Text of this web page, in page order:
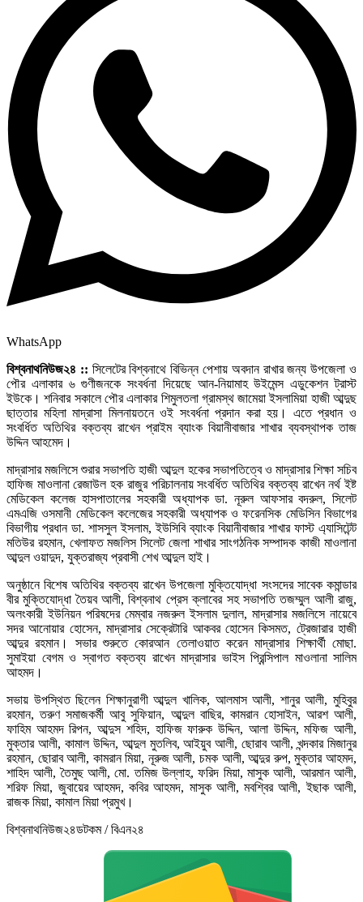
WhatsApp
বিশ্বনাথনিউজ২৪ :: সিলেটের বিশ্বনাথে বিভিন্ন পেশায় অবদান রাখার জন্য উপজেলা ও
পৌর এলাকার ৬ গুণীজনকে সংবর্ধনা দিয়েছে আন-নিয়ামাহ উইমেন্স এডুকেশন ট্রাস্ট
ইউকে। শনিবার সকালে পৌর এলাকার শিমুলতলা গ্রামস্থ জামেয়া ইসলামিয়া হাজী আব্দুছ
ছাত্তার মহিলা মাদ্রাসা মিলনায়তনে ওই সংবর্ধনা প্রদান করা হয়। এতে প্রধান ও
সংবর্ধিত অতিথির বক্তব্য রাখেন প্রাইম ব্যাংক বিয়ানীবাজার শাখার ব্যবস্থাপক তাজ
উদ্দিন আহমেদ।
মাদ্রাসার মজলিসে শুরার সভাপতি হাজী আব্দুল হকের সভাপতিত্বে ও মাদ্রাসার শিক্ষা সচিব
হাফিজ মাওলানা রেজাউল হক রাজুর পরিচালনায় সংবর্ধিত অতিথির বক্তব্য রাখেন নর্থ ইষ্ট
মেডিকেল কলেজ হাসপাতালের সহকারী অধ্যাপক ডা. নূরুল আফসার বদরুল, সিলেট
এমএজি ওসমানী মেডিকেল কলেজের সহকারী অধ্যাপক ও ফরেনসিক মেডিসিন বিভাগের
বিভাগীয় প্রধান ডা. শাসসুল ইসলাম, ইউসিবি ব্যাংক বিয়ানীবাজার শাখার ফাস্ট এ্যাসিটেন্ট
মতিউর রহমান, খেলাফত মজলিস সিলেট জেলা শাখার সাংগঠনিক সম্পাদক কাজী মাওলানা
আব্দুল ওয়াদুদ, যুক্তরাজ্য প্রবাসী শেখ আব্দুল হাই।
অনুষ্ঠানে বিশেষ অতিথির বক্তব্য রাখেন উপজেলা মুক্তিযোদ্ধা সংসদের সাবেক কমান্ডার
বীর মুক্তিযোদ্ধা তৈয়ব আলী, বিশ্বনাথ প্রেস ক্লাবের সহ সভাপতি তজম্মুল আলী রাজু,
অলংকারী ইউনিয়ন পরিষদের মেম্বার নজরুল ইসলাম দুলাল, মাদ্রাসার মজলিসে নায়েবে
সদর আনোয়ার হোসেন, মাদ্রাসার সেক্রেটারি আকবর হোসেন কিসমত, ট্রেজারার হাজী
আব্দুর রহমান। সভার শুরুতে কোরআন তেলাওয়াত করেন মাদ্রাসার শিক্ষার্থী মোছা.
সুমাইয়া বেগম ও স্বাগত বক্তব্য রাখেন মাদ্রাসার ভাইস প্রিন্সিপাল মাওলানা সালিম
আহমদ।
সভায় উপস্থিত ছিলেন শিক্ষানুরাগী আব্দুল খালিক, আলমাস আলী, শানুর আলী, মুহিবুর
রহমান, তরুণ সমাজকর্মী আবু সুফিয়ান, আব্দুল বাছির, কামরান হোসাইন, আরশ আলী,
ফাহিম আহমদ রিপন, আব্দুস শহিদ, হাফিজ ফারুক উদ্দিন, আলা উদ্দিন, মফিজ আলী,
মুক্তার আলী, কামাল উদ্দিন, আব্দুল মুতলিব, আইয়ুব আলী, ছোরাব আলী, খন্দকার মিজানুর
রহমান, ছোরাব আলী, কামরান মিয়া, নূরুজ আলী, চমক আলী, আব্দুর রুপ, মুক্তার আহমদ,
শাহিদ আলী, তৈমুছ আলী, মো. তমিজ উল্লাহ, ফরিদ মিয়া, মাসুক আলী, আরমান আলী,
শরিফ মিয়া, জুবায়ের আহমদ, কবির আহমদ, মাসুক আলী, মবশ্বির আলী, ইছাক আলী,
রাজক মিয়া, কামাল মিয়া প্রমুখ।
বিশ্বনাথনিউজ২৪ডটকম / বিএন২৪